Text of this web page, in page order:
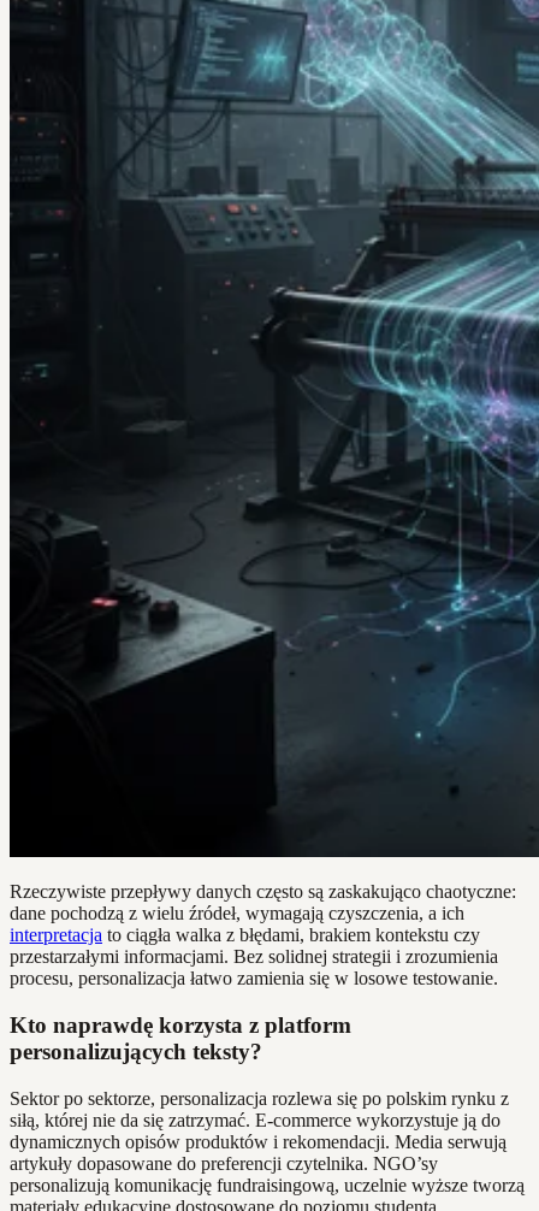
Rzeczywiste przepływy danych często są zaskakująco chaotyczne:
dane pochodzą z wielu źródeł, wymagają czyszczenia, a ich
interpretacja to ciągła walka z błędami, brakiem kontekstu czy
przestarzałymi informacjami. Bez solidnej strategii i zrozumienia
procesu, personalizacja łatwo zamienia się w losowe testowanie.
Kto naprawdę korzysta z platform
personalizujących teksty?
Sektor po sektorze, personalizacja rozlewa się po polskim rynku z
siłą, której nie da się zatrzymać. E-commerce wykorzystuje ją do
dynamicznych opisów produktów i rekomendacji. Media serwują
artykuły dopasowane do preferencji czytelnika. NGO’sy
personalizują komunikację fundraisingową, uczelnie wyższe tworzą
materiały edukacyjne dostosowane do poziomu studenta.